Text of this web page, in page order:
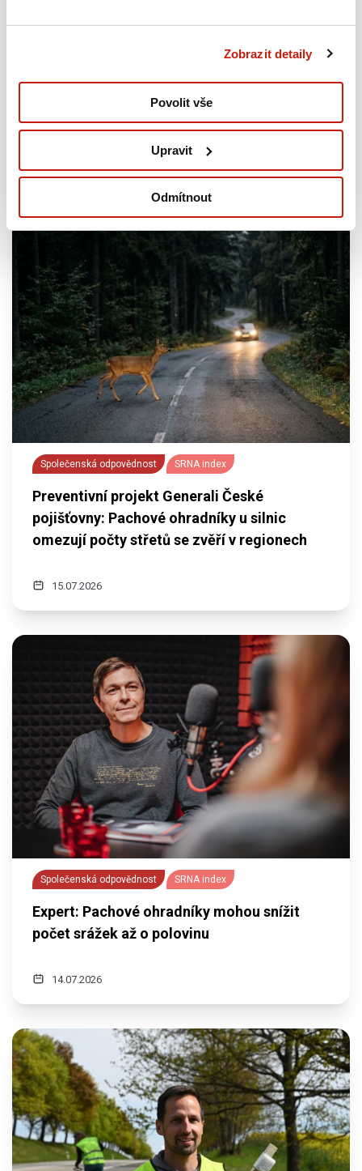
Zobrazit detaily
Povolit vše
Upravit
Odmítnout
Geny české rodiny
Končí období rekonstrukce a velkých změn.
Bereščákovi jsou v cíli
10. díl – Karolína Bereščáková
27.07.2026
Společenská odpovědnost SRNA index
Preventivní projekt Generali České
pojišťovny: Pachové ohradníky u silnic
omezují počty střetů se zvěří v regionech
15.07.2026
Společenská odpovědnost SRNA index
Expert: Pachové ohradníky mohou snížit
počet srážek až o polovinu
14.07.2026